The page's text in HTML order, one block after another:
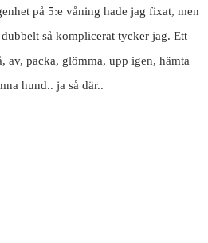
på 5:e våning hade jag fixat, men
så komplicerat tycker jag. Ett
av, packa, glömma, upp igen, hämta
hund.. ja så där..